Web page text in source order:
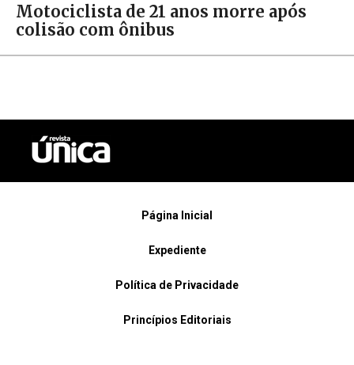
Motociclista de 21 anos morre após
colisão com ônibus
Página Inicial
Expediente
Política de Privacidade
Princípios Editoriais